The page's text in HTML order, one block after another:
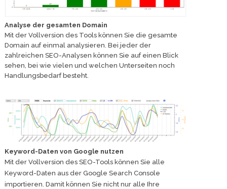
Analyse der gesamten Domain
Mit der Vollversion des Tools können Sie die gesamte
Domain auf einmal analysieren. Bei jeder der
zahlreichen SEO-Analysen können Sie auf einen Blick
sehen, bei wie vielen und welchen Unterseiten noch
Handlungsbedarf besteht.
Keyword-Daten von Google nutzen
Mit der Vollversion des SEO-Tools können Sie alle
Keyword-Daten aus der Google Search Console
importieren. Damit können Sie nicht nur alle Ihre